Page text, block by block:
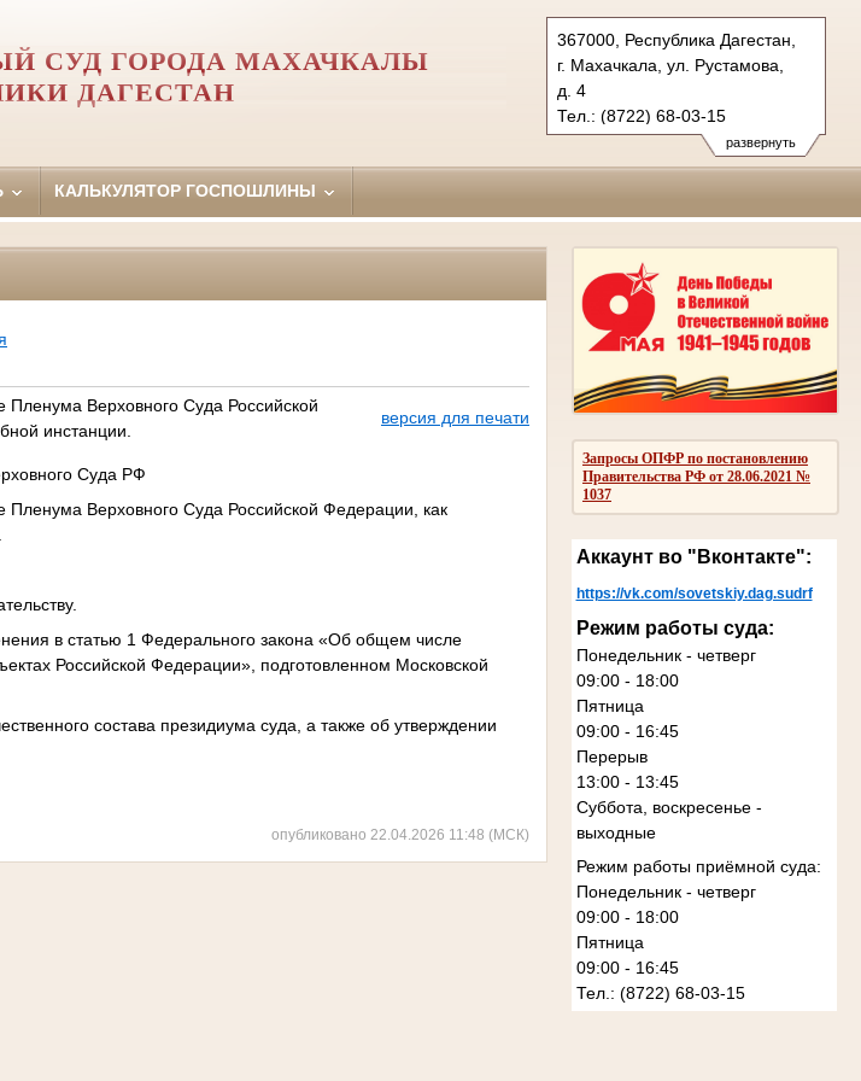
развернуть
367000, Республика Дагестан,
г. Махачкала, ул. Рустамова,
д. 4
Тел.: (8722) 68-03-15
sovetskiy.dag@sudrf.ru
СУД ГОРОДА МАХАЧКАЛЫ
ДАГЕСТАН
КАЛЬКУЛЯТОР ГОСПОШЛИНЫ
Запросы ОПФР по постановлению
Правительства РФ от 28.06.2021 №
1037
Аккаунт во "Вконтакте":
https://vk.com/sovetskiy.dag.sudrf
Режим работы суда:
Понедельник - четверг
09:00 - 18:00
Пятница
09:00 - 16:45
Перерыв
13:00 - 13:45
Суббота, воскресенье -
выходные
Режим работы приёмной суда:
Понедельник - четверг
09:00 - 18:00
Пятница
09:00 - 16:45
Тел.: (8722) 68-03-15
Пленума Верховного Суда Российской
инстанции.
версия для печати
Суда РФ
Пленума Верховного Суда Российской Федерации, как
в статью 1 Федерального закона «Об общем числе
Российской Федерации», подготовленном Московской
состава президиума суда, а также об утверждении
опубликовано 22.04.2026 11:48 (МСК)